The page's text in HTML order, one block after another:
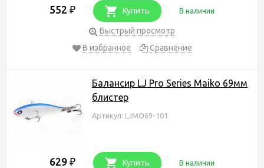
552 ₽ Купить В наличии
Быстрый просмотр
В избранное
Сравнение
Балансир LJ Pro Series Maiko 69мм
блистер
Артикул: LJMO69-101
629 ₽ Купить В наличии